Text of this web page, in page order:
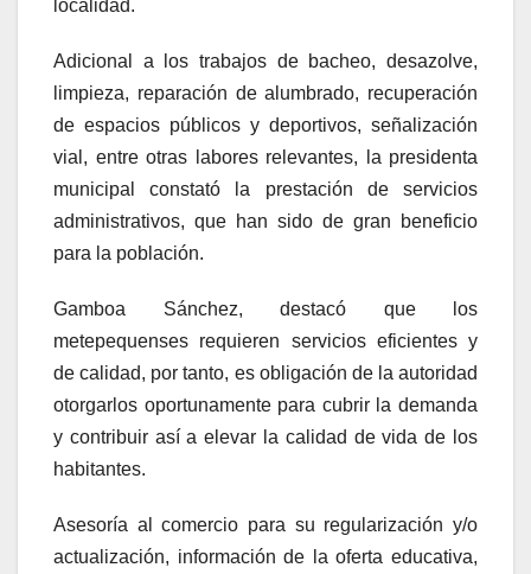
localidad.
Adicional a los trabajos de bacheo, desazolve,
limpieza, reparación de alumbrado, recuperación
de espacios públicos y deportivos, señalización
vial, entre otras labores relevantes, la presidenta
municipal constató la prestación de servicios
administrativos, que han sido de gran beneficio
para la población.
Gamboa Sánchez, destacó que los
metepequenses requieren servicios eficientes y
de calidad, por tanto, es obligación de la autoridad
otorgarlos oportunamente para cubrir la demanda
y contribuir así a elevar la calidad de vida de los
habitantes.
Asesoría al comercio para su regularización y/o
actualización, información de la oferta educativa,